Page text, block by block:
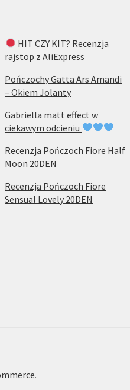
HIT CZY KIT? Recenzja
rajstop z AliExpress
Pończochy Gatta Ars Amandi
– Okiem Jolanty
Gabriella matt effect w
ciekawym odcieniu
Recenzja Pończoch Fiore Half
Moon 20DEN
Recenzja Pończoch Fiore
Sensual Lovely 20DEN
.